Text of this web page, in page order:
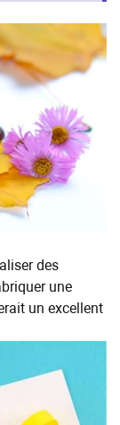
des
une
un excellent